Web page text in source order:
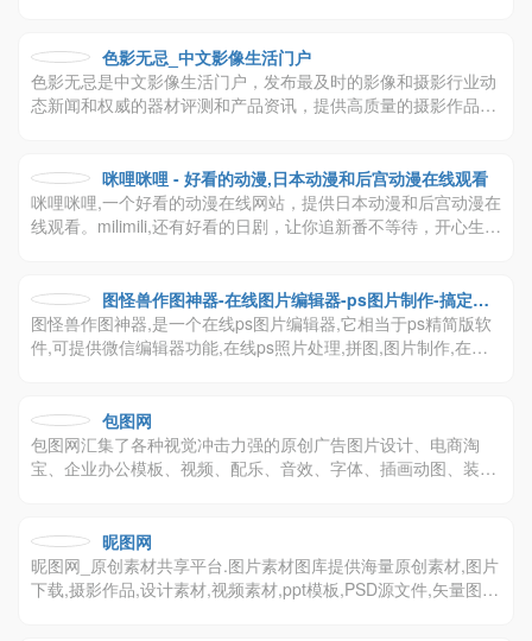
色影无忌_中文影像生活门户
色影无忌是中文影像生活门户，发布最及时的影像和摄影行业动
态新闻和权威的器材评测和产品资讯，提供高质量的摄影作品发
响等影像生活内容。
咪哩咪哩 - 好看的动漫,日本动漫和后宫动漫在线观看
咪哩咪哩,一个好看的动漫在线网站，提供日本动漫和后宫动漫在
线观看。milimili,还有好看的日剧，让你追新番不等待，开心生活
图怪兽作图神器-在线图片编辑器-ps图片制作-搞定平
面设计不求人
图怪兽作图神器,是一个在线ps图片编辑器,它相当于ps精简版软
件,可提供微信编辑器功能,在线ps照片处理,拼图,图片制作,在线
松,帮助企业视觉营销投入成本更低。
包图网
包图网汇集了各种视觉冲击力强的原创广告图片设计、电商淘
宝、企业办公模板、视频、配乐、音效、字体、插画动图、装饰
昵图网
昵图网_原创素材共享平台.图片素材图库提供海量原创素材,图片
下载,摄影作品,设计素材,视频素材,ppt模板,PSD源文件,矢量图,A